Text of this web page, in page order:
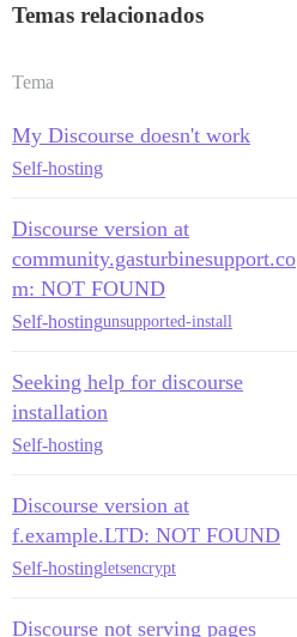
Temas relacionados
Tema
My Discourse doesn't work
Self-hosting
Discourse version at
community.gasturbinesupport.co
m: NOT FOUND
Self-hostingunsupported-install
Seeking help for discourse
installation
Self-hosting
Discourse version at
f.example.LTD: NOT FOUND
Self-hostingletsencrypt
Discourse not serving pages